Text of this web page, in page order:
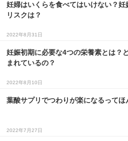
妊婦はいくらを食べてはいけない？妊
リスクは？
2022年8月31日
妊娠初期に必要な4つの栄養素とは？
まれているの？
2022年8月10日
葉酸サプリでつわりが楽になるってほ
2022年7月27日